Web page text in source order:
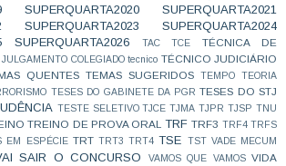
SUPERQUARTA2020
SUPERQUARTA2021
SUPERQUARTA2023
SUPERQUARTA2024
SUPERQUARTA2026 TAC TCE
TÉCNICA DE
COLEGIADO tecnico TÉCNICO JUDICIÁRIO
QUENTES TEMAS SUGERIDOS TEMPO
TEORIA
TESES DO GABINETE DA PGR TESES DO STJ
TESTE SELETIVO TJCE TJMA TJPR TJSP TNU
TREINO DE PROVA ORAL TRF TRF3 TRF4 TRFS
EM ESPÉCIE TRT TRT3 TRT4 TSE TST VADE MECUM
SAIR O CONCURSO VAMOS QUE VAMOS VIDA